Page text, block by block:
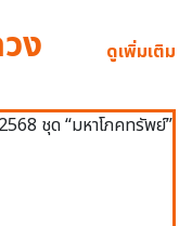
ง ดูเพิ่มเติม